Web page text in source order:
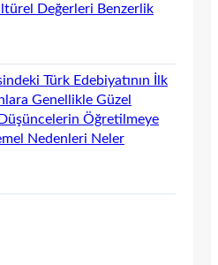
Değerleri Benzerlik
Türk Edebiyatının İlk
Genellikle Güzel
Öğretilmeye
Nedenleri Neler